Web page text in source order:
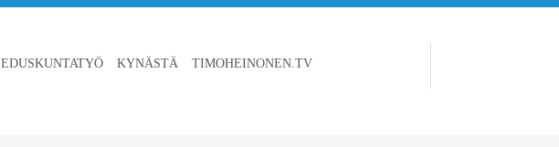
EDUSKUNTATYÖ KYNÄSTÄ TIMOHEINONEN.TV